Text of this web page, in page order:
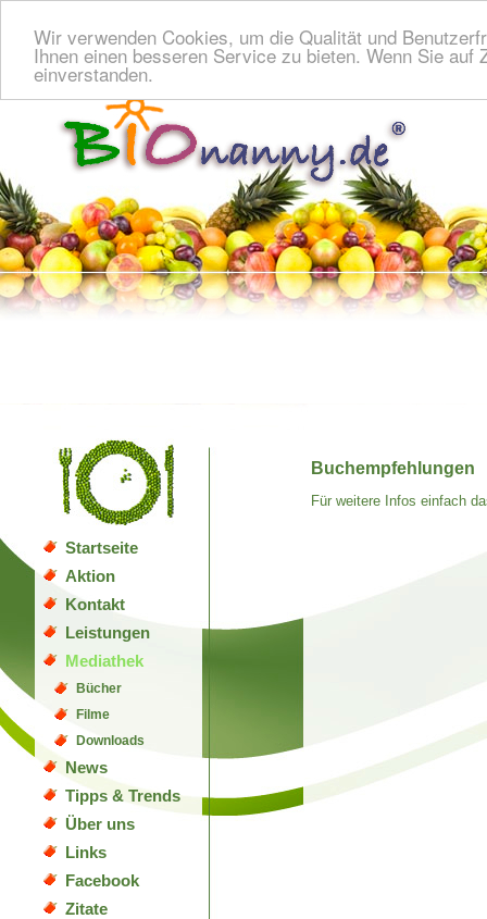
Wir verwenden Cookies, um die Qualität und
Ihnen einen besseren Service zu bieten. Wenn Sie
einverstanden.
Startseite
Aktion
Kontakt
Leistungen
Mediathek
Bücher
Filme
Downloads
News
Tipps & Trends
Über uns
Links
Facebook
Zitate
Buchempfehlungen
Für weitere Infos einfach